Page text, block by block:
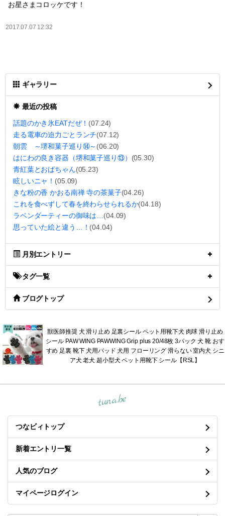
お星さまコロッケです！
2017.07.07 12:32
ギャラリー
最近の投稿
話題のかき氷EATだぜ！ (07.24)
走る電車の迫力ごとランチ(07.12)
朝雲 ～堺和菓子巡り⑭～ (06.20)
はにわの良き容器（堺和菓子巡り⑬） (05.30)
青紅葉とおばちゃん(05.23)
眩しいニャ！ (05.09)
きな粉の香 かおる南禅 寺の茶菓子(04.26)
これを食べずして春を終わらせられるか(04.18)
ラベンダーティーの御味は… (04.09)
思っていた絵と違う…！ (04.04)
月別エントリー
タグ一覧
ブログトップ
獣医師推奨 犬 滑り止め 足裏シール ペット用靴下犬 肉球 滑り止め
シール PAW WING PAWWING Grip plus 20/48枚 3パック 犬 靴 おす
すめ 足裏 靴下 犬用パッド 犬用 フローリング 滑らない 室内犬 シニ
ア犬 老犬 超小型犬 ペット用靴下 シール【RSL】
tuna.be
つなビィトップ
新着エントリ一覧
人気のブログ
マイページログイン